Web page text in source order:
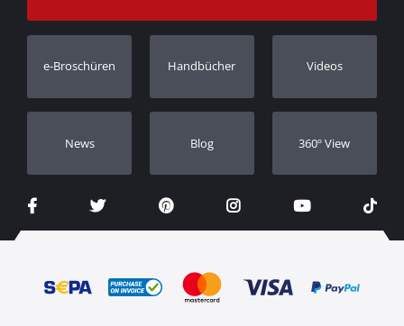
Bestellung verfolgen
Händler
e-Broschüren Handbücher Videos
Νews Blog 360º View